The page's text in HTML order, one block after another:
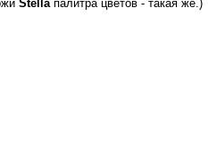
Stellaпалитра цветов - такая же.)